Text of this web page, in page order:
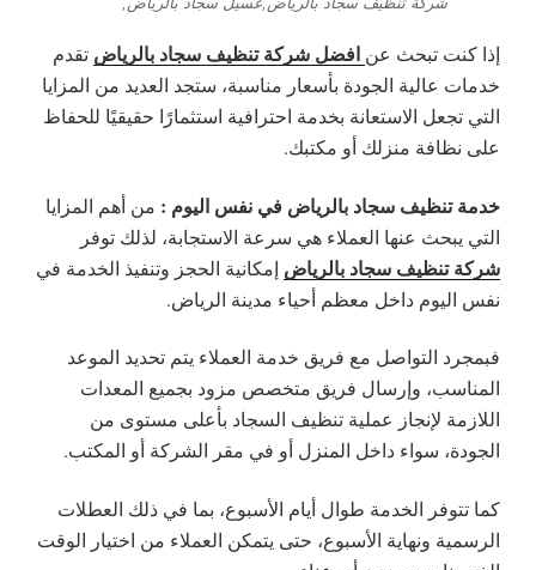
إذا كنت تبحث عن افضل شركة تنظيف سجاد بالرياض تقدم
خدمات عالية الجودة بأسعار مناسبة، ستجد العديد من المزايا
التي تجعل الاستعانة بخدمة احترافية استثمارًا حقيقيًا للحفاظ
على نظافة منزلك أو مكتبك.
خدمة تنظيف سجاد بالرياض في نفس اليوم : من أهم المزايا
التي يبحث عنها العملاء هي سرعة الاستجابة، لذلك توفر
شركة تنظيف سجاد بالرياض إمكانية الحجز وتنفيذ الخدمة في
نفس اليوم داخل معظم أحياء مدينة الرياض.
فبمجرد التواصل مع فريق خدمة العملاء يتم تحديد الموعد
المناسب، وإرسال فريق متخصص مزود بجميع المعدات
اللازمة لإنجاز عملية تنظيف السجاد بأعلى مستوى من
الجودة، سواء داخل المنزل أو في مقر الشركة أو المكتب.
كما تتوفر الخدمة طوال أيام الأسبوع، بما في ذلك العطلات
الرسمية ونهاية الأسبوع، حتى يتمكن العملاء من اختيار الوقت